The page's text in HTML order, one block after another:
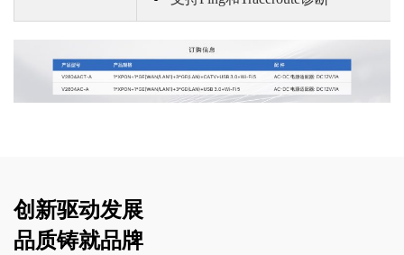
创新驱动发展
品质铸就品牌